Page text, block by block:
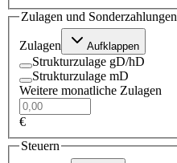
Zulagen und Sonderzahlungen
Zulagen Aufklappen
Strukturzulage gD/hD
Strukturzulage mD
Weitere monatliche Zulagen
€
Steuern